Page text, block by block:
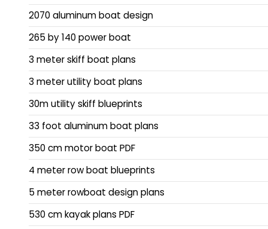
2070 aluminum boat design
265 by 140 power boat
3 meter skiff boat plans
3 meter utility boat plans
30m utility skiff blueprints
33 foot aluminum boat plans
350 cm motor boat PDF
4 meter row boat blueprints
5 meter rowboat design plans
530 cm kayak plans PDF